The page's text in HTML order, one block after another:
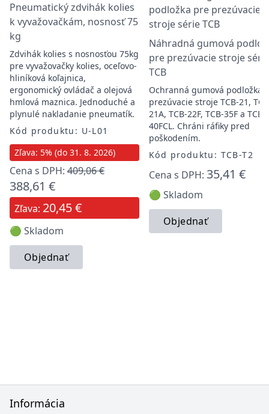
Pneumatický zdvihák kolies
k vyvažovačkám, nosnosť 75
kg
Zdvihák kolies s nosnosťou 75kg
pre vyvažovačky kolies, oceľovo-
hliníková koľajnica,
ergonomický ovládač a olejová
hmlová maznica. Jednoduché a
plynulé nakladanie pneumatík.
Kód produktu: U-L01
Zľava: 5% (do 31. 8. 2026)
Cena s DPH: 409,06 €
388,61 €
Zľava: 20,45 €
🟢 Skladom
Objednať
Náhradná gumová
pre prezúvacie stroje série
TCB
Ochranná gumová podložka
prezúvacie stroje TCB-21,
21A, TCB-22F, TCB-35F a TCB-
40FCL. Chráni ráfiky pred
poškodením.
Kód produktu: TCB-T2
Cena s DPH: 35,41 €
🟢 Skladom
Objednať
Informácia